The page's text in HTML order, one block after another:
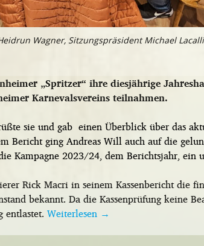
Wagner, Sitzungspräsident Michael
„Spritzer“ ihre diesjährige
Karnevalsvereins teilnahmen.
sie und gab einen Überblick über das
Bericht ging Andreas Will auch auf die
Kampagne 2023/24, dem Berichtsjahr, ein
Rick Macri in seinem Kassenbericht die
bekannt. Da die Kassenprüfung keine
Weiterlesen →